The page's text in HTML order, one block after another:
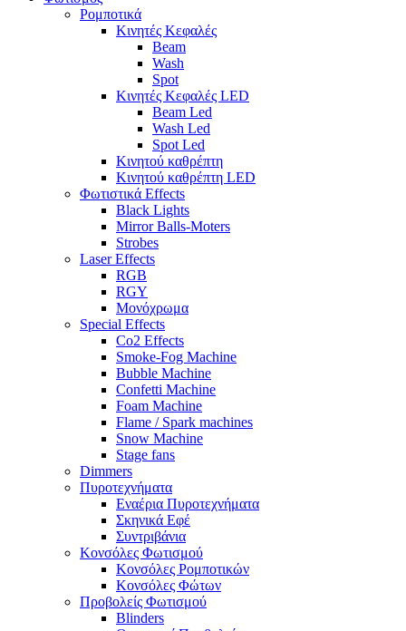
Ρομποτικά
Κινητές Κεφαλές
Beam
Wash
Spot
Κινητές Κεφαλές LED
Beam Led
Wash Led
Spot Led
Κινητού καθρέπτη
Κινητού καθρέπτη LED
Φωτιστικά Effects
Black Lights
Mirror Balls-Moters
Strobes
Laser Effects
RGB
RGY
Μονόχρωμα
Special Effects
Co2 Effects
Smoke-Fog Machine
Bubble Machine
Confetti Machine
Foam Machine
Flame / Spark machines
Snow Machine
Stage fans
Dimmers
Πυροτεχνήματα
Εναέρια Πυροτεχνήματα
Σκηνικά Εφέ
Συντριβάνια
Κονσόλες Φωτισμού
Κονσόλες Ρομποτικών
Κονσόλες Φώτων
Προβολείς Φωτισμού
Blinders